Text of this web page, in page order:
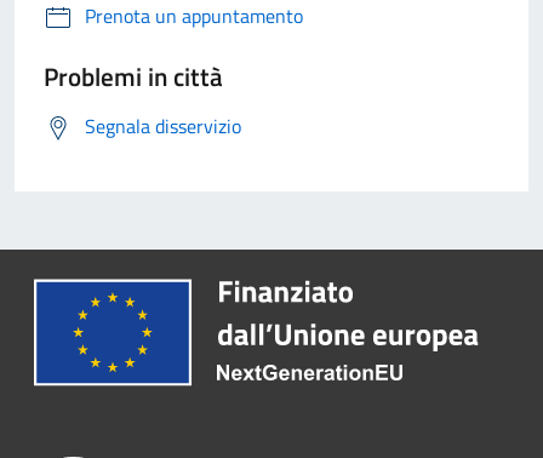
Prenota un appuntamento
Problemi in città
Segnala disservizio